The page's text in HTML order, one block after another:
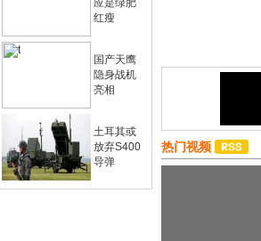
应是绿肥
红瘦
国产天鹰
隐身战机
亮相
土耳其或
放弃S400
导弹
热门视频